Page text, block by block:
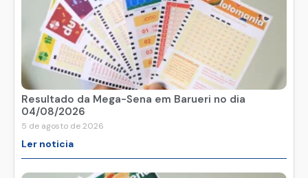
Resultado da Mega-Sena em Barueri no dia
04/08/2026
5 de agosto de 2026
Ler noticia